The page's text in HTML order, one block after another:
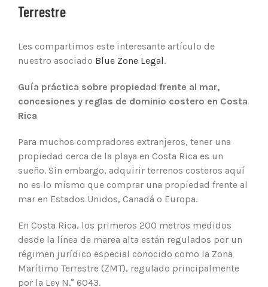
Terrestre
Les compartimos este interesante artículo de
nuestro asociado Blue Zone Legal.
Guía práctica sobre propiedad frente al mar,
concesiones y reglas de dominio costero en Costa
Rica
Para muchos compradores extranjeros, tener una
propiedad cerca de la playa en Costa Rica es un
sueño. Sin embargo, adquirir terrenos costeros aquí
no es lo mismo que comprar una propiedad frente al
mar en Estados Unidos, Canadá o Europa.
En Costa Rica, los primeros 200 metros medidos
desde la línea de marea alta están regulados por un
régimen jurídico especial conocido como la Zona
Marítimo Terrestre (ZMT), regulado principalmente
por la Ley N.° 6043.